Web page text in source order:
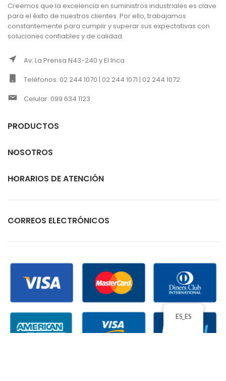
Creemos que la excelencia en suministros industriales es clave
para el éxito de nuestros clientes. Por ello, trabajamos
constantemente para cumplir y superar sus expectativas con
soluciones confiables y de calidad.
Av. La Prensa N43-240 y El Inca
Teléfonos: 02 244 1070 | 02 244 1071 | 02 244 1072
Celular: 099 634 1123
PRODUCTOS
NOSOTROS
HORARIOS DE ATENCIÓN
CORREOS ELECTRÓNICOS
ES_ES